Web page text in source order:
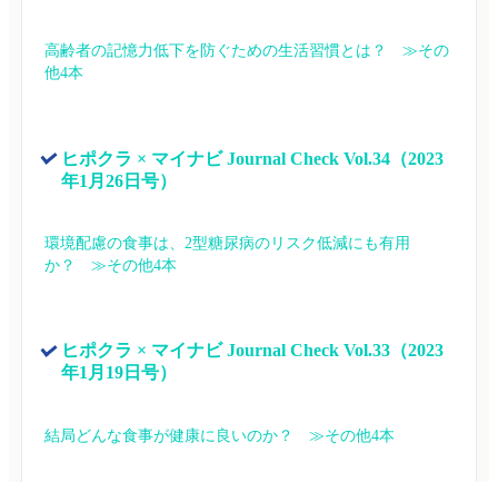
高齢者の記憶力低下を防ぐための生活習慣とは？　≫その
他4本
ヒポクラ × マイナビ Journal Check Vol.34（2023
年1月26日号）
環境配慮の食事は、2型糖尿病のリスク低減にも有用
か？　≫その他4本
ヒポクラ × マイナビ Journal Check Vol.33（2023
年1月19日号）
結局どんな食事が健康に良いのか？　≫その他4本